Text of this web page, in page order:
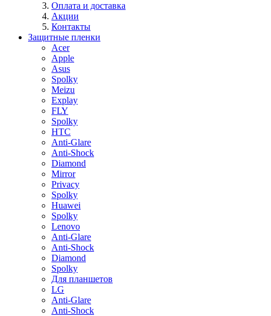
Оплата и доставка
Акции
Контакты
Защитные пленки
Acer
Apple
Asus
Spolky
Meizu
Explay
FLY
Spolky
HTC
Anti-Glare
Anti-Shock
Diamond
Mirror
Privacy
Spolky
Huawei
Spolky
Lenovo
Anti-Glare
Anti-Shock
Diamond
Spolky
Для планшетов
LG
Anti-Glare
Anti-Shock